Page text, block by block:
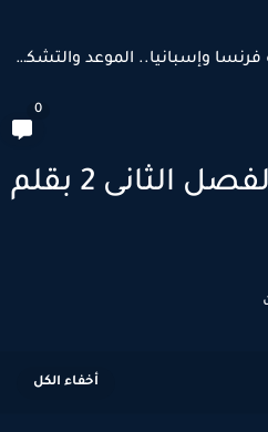
نتيجة مباراة فرنسا وإسبانيا.. الموعد والتشكيل المتوقع وأبرز اللاعبين...
رواية كيان الزين الفصل الثانى 2 بقلم